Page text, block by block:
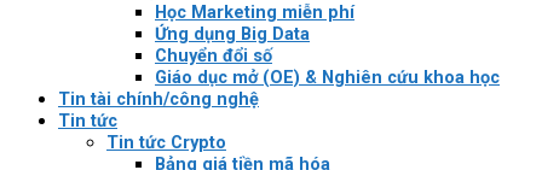
Học Marketing miễn phí
Ứng dụng Big Data
Chuyển đổi số
Giáo dục mở (OE) & Nghiên cứu khoa học
Tin tài chính/công nghệ
Tin tức
Tin tức Crypto
Bảng giá tiền mã hóa